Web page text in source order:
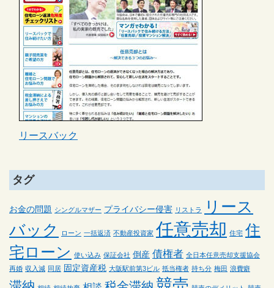
リースバック
タグ
お金の問題 シングルマザー プライバシー侵害 リストラ
リース
バック
ローン 一括返済 不動産投資家 任意売却 住宅 住
宅ローン 使い込み 保証会社 倒産 債権者 全日本任意売却支援協会
再婚 収入減 同居 固定資産税 大阪駅前第3ビル 抵当権者 持ち分 梅田 浪費癖